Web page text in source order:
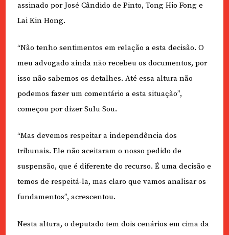
assinado por José Cândido de Pinto, Tong Hio Fong e
Lai Kin Hong.
“Não tenho sentimentos em relação a esta decisão. O
meu advogado ainda não recebeu os documentos, por
isso não sabemos os detalhes. Até essa altura não
podemos fazer um comentário a esta situação”,
começou por dizer Sulu Sou.
“Mas devemos respeitar a independência dos
tribunais. Ele não aceitaram o nosso pedido de
suspensão, que é diferente do recurso. É uma decisão e
temos de respeitá-la, mas claro que vamos analisar os
fundamentos”, acrescentou.
Nesta altura, o deputado tem dois cenários em cima da